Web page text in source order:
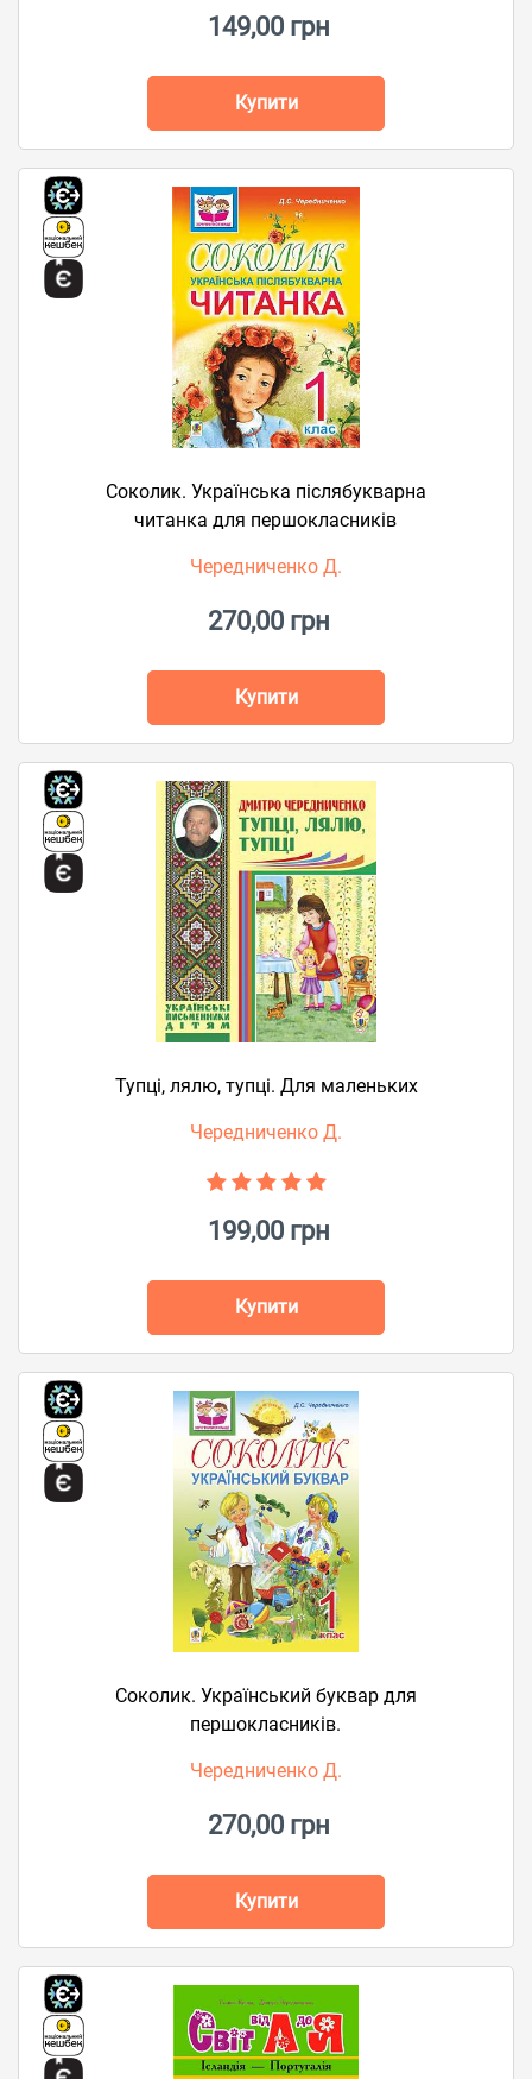
149,00 грн
Купити
Соколик. Українська післябукварна
читанка для першокласників
Чередниченко Д.
270,00 грн
Купити
Тупці, лялю, тупці. Для маленьких
Чередниченко Д.
199,00 грн
Купити
Соколик. Український буквар для
першокласників.
Чередниченко Д.
270,00 грн
Купити